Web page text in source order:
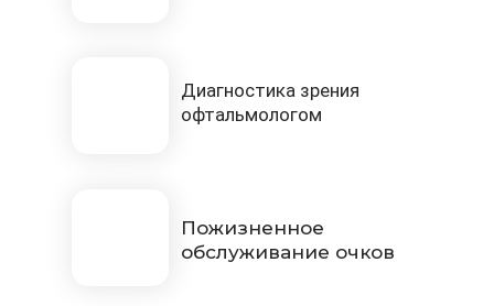
Пожизненное
обслуживание очков
Диагностика зрения
офтальмологом